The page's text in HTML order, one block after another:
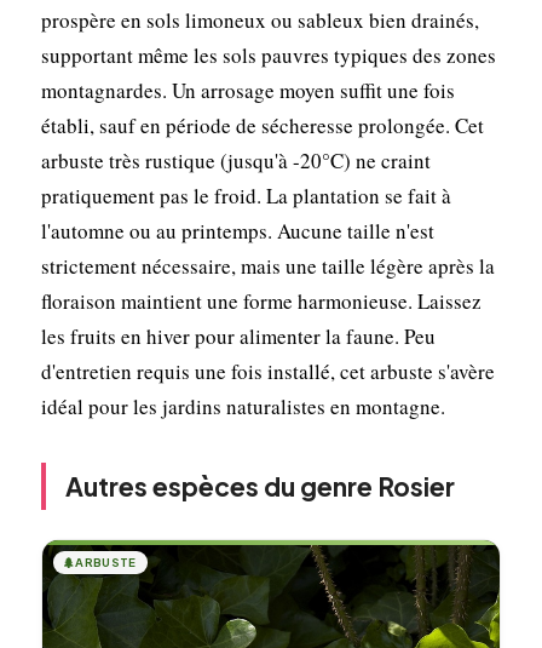
prospère en sols limoneux ou sableux bien drainés,
supportant même les sols pauvres typiques des zones
montagnardes. Un arrosage moyen suffit une fois
établi, sauf en période de sécheresse prolongée. Cet
arbuste très rustique (jusqu'à -20°C) ne craint
pratiquement pas le froid. La plantation se fait à
l'automne ou au printemps. Aucune taille n'est
strictement nécessaire, mais une taille légère après la
floraison maintient une forme harmonieuse. Laissez
les fruits en hiver pour alimenter la faune. Peu
d'entretien requis une fois installé, cet arbuste s'avère
idéal pour les jardins naturalistes en montagne.
Autres espèces du genre Rosier
🌲ARBUSTE